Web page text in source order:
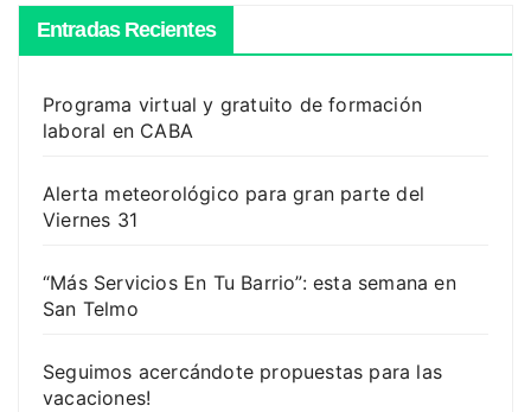
Entradas Recientes
Programa virtual y gratuito de formación
laboral en CABA
Alerta meteorológico para gran parte del
Viernes 31
“Más Servicios En Tu Barrio”: esta semana en
San Telmo
Seguimos acercándote propuestas para las
vacaciones!